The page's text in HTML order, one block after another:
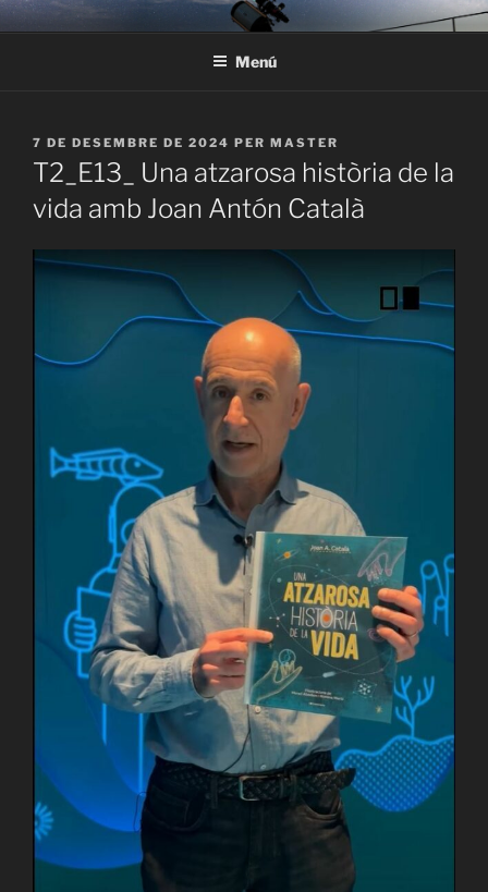
Vés
al
ASTRONOMIA AL SOLSONÈS
Experiències d’observació astronòmica i astroturisme per a
Menú
PUBLICAT
A
7 DE DESEMBRE DE 2024 PER MASTER
T2_E13_ Una atzarosa història de la
vida amb Joan Antón Català
Español